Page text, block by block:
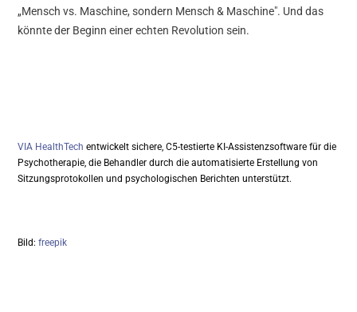
„Mensch vs. Maschine, sondern Mensch & Maschine". Und das
könnte der Beginn einer echten Revolution sein.
VIA HealthTech entwickelt sichere, C5-testierte KI-Assistenzsoftware für die
Psychotherapie, die Behandler durch die automatisierte Erstellung von
Sitzungsprotokollen und psychologischen Berichten unterstützt.
Bild:freepik